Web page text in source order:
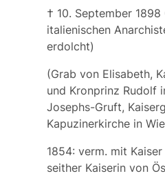
† 10. September
italienischen
erdolcht)
(Grab von Elisabeth,
und Kronprinz Rudolf
Josephs-Gruft,
Kapuzinerkirche in
1854: verm. mit Kaiser
seither Kaiserin von